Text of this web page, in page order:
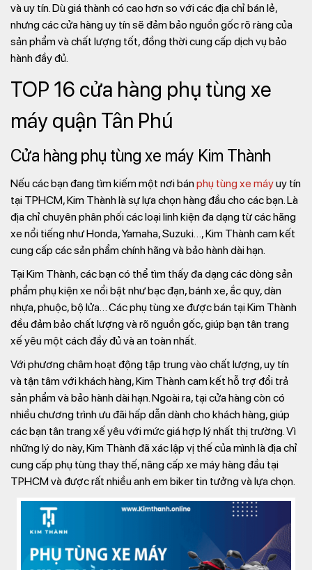
và uy tín. Dù giá thành có cao hơn so với các địa chỉ bán lẻ,
nhưng các cửa hàng uy tín sẽ đảm bảo nguồn gốc rõ ràng của
sản phẩm và chất lượng tốt, đồng thời cung cấp dịch vụ bảo
hành đầy đủ.
TOP 16 cửa hàng phụ tùng xe
máy quận Tân Phú
Cửa hàng phụ tùng xe máy Kim Thành
Nếu các bạn đang tìm kiếm một nơi bán phụ tùng xe máyuy tín
tại TPHCM, Kim Thành là sự lựa chọn hàng đầu cho các bạn. Là
địa chỉ chuyên phân phối các loại linh kiện đa dạng từ các hãng
xe nổi tiếng như Honda, Yamaha, Suzuki…, Kim Thành cam kết
cung cấp các sản phẩm chính hãng và bảo hành dài hạn.
Tại Kim Thành, các bạn có thể tìm thấy đa dạng các dòng sản
phẩm phụ kiện xe nổi bật như bạc đạn, bánh xe, ắc quy, dàn
nhựa, phuộc, bộ lửa… Các phụ tùng xe được bán tại Kim Thành
đều đảm bảo chất lượng và rõ nguồn gốc, giúp bạn tân trang
xế yêu một cách đầy đủ và an toàn nhất.
Với phương châm hoạt động tập trung vào chất lượng, uy tín
và tận tâm với khách hàng, Kim Thành cam kết hỗ trợ đổi trả
sản phẩm và bảo hành dài hạn. Ngoài ra, tại cửa hàng còn có
nhiều chương trình ưu đãi hấp dẫn dành cho khách hàng, giúp
các bạn tân trang xế yêu với mức giá hợp lý nhất thị trường. Vì
những lý do này, Kim Thành đã xác lập vị thế của mình là địa chỉ
cung cấp phụ tùng thay thế, nâng cấp xe máy hàng đầu tại
TPHCM và được rất nhiều anh em biker tin tưởng và lựa chọn.